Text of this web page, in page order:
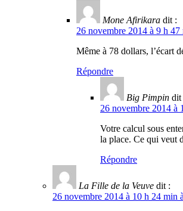
Mone Afirikara dit :
26 novembre 2014 à 9 h
Même à 78 dollars, l’écart
Répondre
Big Pimpin dit
26 novembre 2014 à
Votre calcul sous
la place. Ce qui veut
Répondre
La Fille de la Veuve dit :
26 novembre 2014 à 10 h 24 min